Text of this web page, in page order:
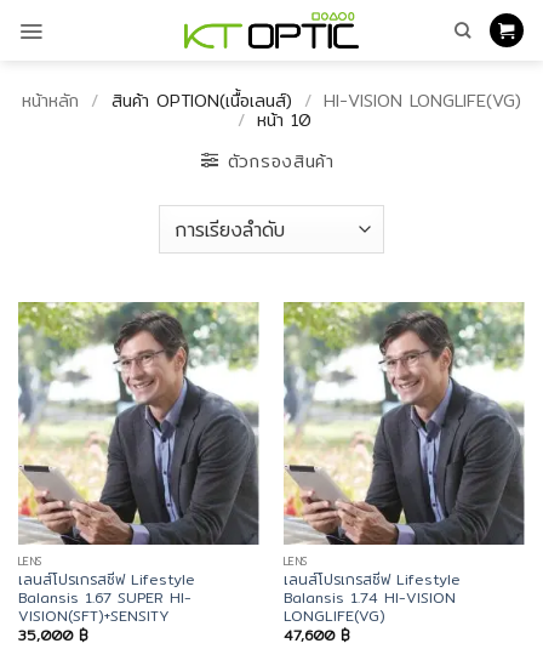
เนื้อหาหน้าหลัก / สินค้า OPTION(เนื้อเลนส์) / HI-VISION LONGLIFE(VG)
/ หน้า 10
ตัวกรองสินค้า
LENS
เลนส์โปรเกรสซีฟ Lifestyle
Balansis 1.67 SUPER HI-
VISION(SFT)+SENSITY
35,000 ฿
LENS
เลนส์โปรเกรสซีฟ Lifestyle
Balansis 1.74 HI-VISION
LONGLIFE(VG)
47,600 ฿